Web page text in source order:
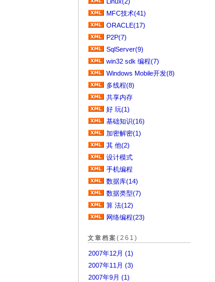
MFC技术(41)
ORACLE(17)
P2P(7)
SqlServer(9)
win32 sdk 编程(7)
Windows Mobile开发(8)
多线程(8)
共享内存
好 玩(1)
基础知识(16)
加密解密(1)
其 他(2)
设计模式
手机编程
数据库(14)
数据类型(7)
算 法(12)
网络编程(23)
文章档案(261)
2007年12月 (1)
2007年11月 (3)
2007年9月 (1)